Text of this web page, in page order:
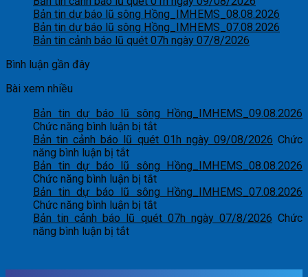
Bản tin dự báo lũ sông Hồng_IMHEMS_08.08.2026
Bản tin dự báo lũ sông Hồng_IMHEMS_07.08.2026
Bản tin cảnh báo lũ quét 07h ngày 07/8/2026
Bình luận gần đây
Bài xem nhiều
Bản tin dự báo lũ sông Hồng_IMHEMS_09.08.2026
Chức năng bình luận bị tắtở
Bản
dự
báo
lũ
sông
Hồng_IMHEMS_09.08.2026
Bản tin cảnh báo lũ quét 01h ngày 09/08/2026 Chức
năng bình luận bị tắtở
Bản
tin
cảnh
báo
lũ
quét
09/08/2026
Bản tin dự báo lũ sông Hồng_IMHEMS_08.08.2026
Chức năng bình luận bị tắtở
Bản
tin
dự
Hồng_IMHEMS_08.08.2026
Bản tin dự báo lũ sông Hồng_IMHEMS_07.08.2026
Chức năng bình luận bị tắtở
Bản
lũ
Bản tin cảnh báo lũ quét 07h ngày 07/8/2026 Chức
năng bình luận bị tắtở
cảnh